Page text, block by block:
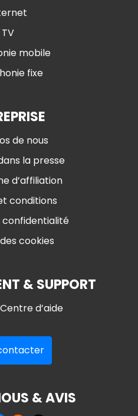
TV
mobile
fixe
de nous
la presse
d’affiliation
conditions
confidentialité
cookies
& SUPPORT
d’aide
& AVIS